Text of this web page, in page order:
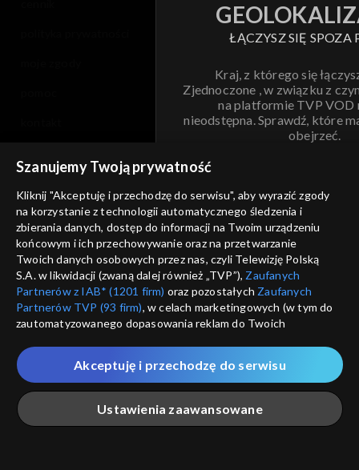
ŁĄCZYSZ SIĘ SPOZA
Kraj, z którego się
Zjednoczone , w związku z
na platformie TVP VOD
nieodstępna. Sprawdź, które
obejrzeć.
ANULUJ
informacje o dostawcy usług
Szanujemy Twoją prywatność
Kliknij "Akceptuję i przechodzę do serwisu", aby wyrazić zgody
na korzystanie z technologii automatycznego śledzenia i
zbierania danych, dostęp do informacji na Twoim urządzeniu
końcowym i ich przechowywanie oraz na przetwarzanie
Twoich danych osobowych przez nas, czyli Telewizję Polską
S.A. w likwidacji (zwaną dalej również „TVP”), Zaufanych
Partnerów z IAB* (1201 firm) oraz pozostałych Zaufanych
Partnerów TVP (93 firm), w celach marketingowych (w tym do
zautomatyzowanego dopasowania reklam do Twoich
które wskazujemy poniżej, a także zgody na udostępnianie
przez nas identyfikatora PPID do Google.
Twoje dane osobowe zbierane podczas odwiedzania przez
Ciebie naszych
poszczególnych serwisówzwanych dalej
„Portalem”, w tym informacje zapisywane za pomocą
Ustawienia zaawansowane
Akceptuję i przechodzę do serwisu